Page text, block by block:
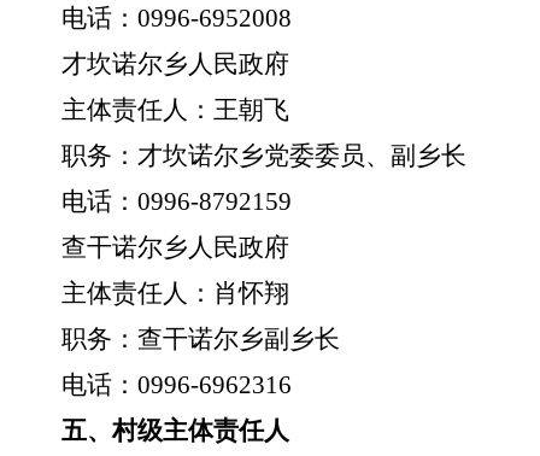
电话： 0996-6952008
才坎诺尔乡人民政府
主体责任人：王朝飞
职务：才坎诺尔乡党委委员、副乡长
电话： 0996-8792159
查干诺尔乡人民政府
主体责任人：肖怀翔
职务：查干诺尔乡副乡长
电话： 0996-6962316
五、村级主体责任人